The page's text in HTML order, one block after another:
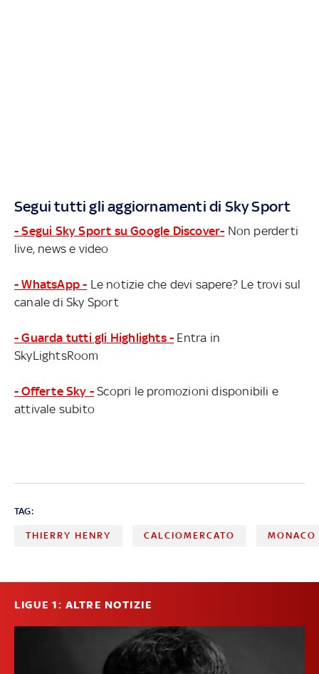
Segui tutti gli aggiornamenti di Sky Sport
- Segui Sky Sport su Google Discover- Non perderti
live, news e video
- WhatsApp - Le notizie che devi sapere? Le trovi sul
canale di Sky Sport
- Guarda tutti gli Highlights - Entra in
SkyLightsRoom
- Offerte Sky - Scopri le promozioni disponibili e
attivale subito
TAG:
THIERRY HENRY CALCIOMERCATO MONACO
LIGUE 1: ALTRE NOTIZIE